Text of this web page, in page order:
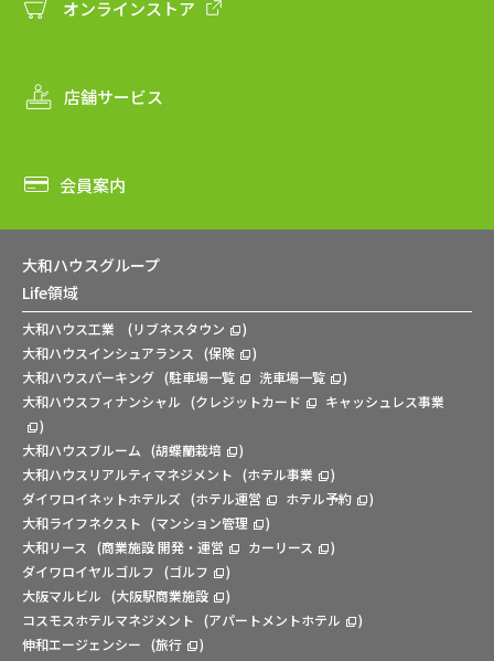
オンラインストア
店舗サービス
会員案内
大和ハウスグループ
Life領域
大和ハウス工業 (リブネスタウン
)
大和ハウスインシュアランス
(保険
)
大和ハウスパーキング (駐車場一覧 洗車場一覧
)
大和ハウスフィナンシャル (クレジットカード
キャッシュレス事業
)
大和ハウスブルーム (胡蝶蘭栽培
)
大和ハウスリアルティマネジメント (ホテル事業
)
ダイワロイネットホテルズ (ホテル運営 ホテル予約
)
大和ライフネクスト (マンション管理
)
大和リース
(商業施設 開発・運営 カーリース
)
ダイワロイヤルゴルフ (ゴルフ
)
大阪マルビル (大阪駅商業施設
)
コスモスホテルマネジメント (アパートメントホテル
)
伸和エージェンシー (旅行
)